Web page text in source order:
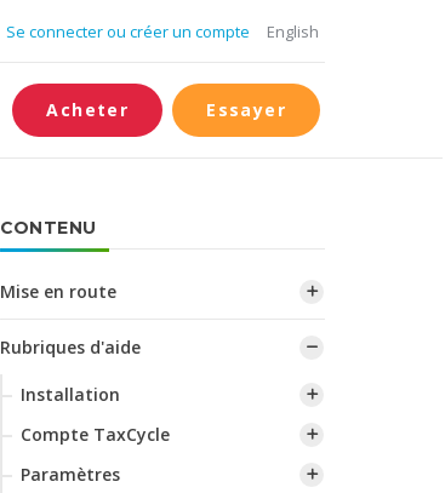
Se connecter ou créer un compte English
Acheter Essayer
CONTENU
Mise en route
Rubriques d'aide
Installation
Compte TaxCycle
Paramètres